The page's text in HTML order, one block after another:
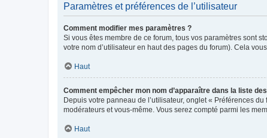
Paramètres et préférences de l’utilisateur
Comment modifier mes paramètres ?
Si vous êtes membre de ce forum, tous vos paramètres sont
votre nom d’utilisateur en haut des pages du forum). Cela
Haut
Comment empêcher mon nom d’apparaître dans la liste
Depuis votre panneau de l’utilisateur, onglet « Préférences du
modérateurs et vous-même. Vous serez compté parmi les
Haut